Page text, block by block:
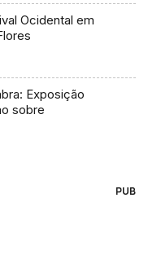
Ocidental em
Exposição
sobre
PUB